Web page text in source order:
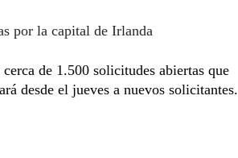
por la capital de Irlanda
de 1.500 solicitudes abiertas que
desde el jueves a nuevos solicitantes.